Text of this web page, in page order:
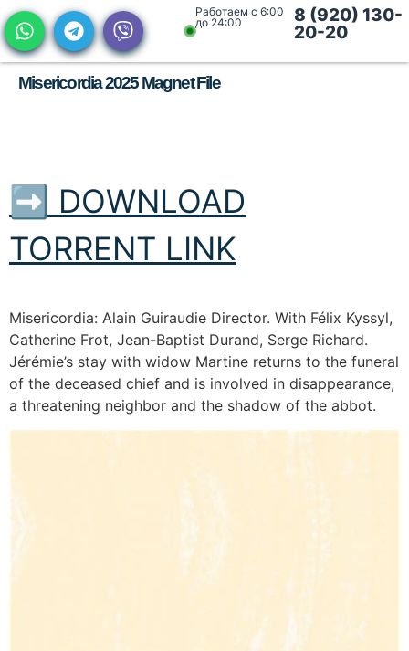
Работаем с 6:00
до 24:00
8 (920) 130-
20-20
Misericordia 2025 Magnet File
➡ DOWNLOAD
TORRENT LINK
Misericordia: Alain Guiraudie Director. With Félix Kyssyl,
Catherine Frot, Jean-Baptist Durand, Serge Richard.
Jérémie’s stay with widow Martine returns to the funeral
of the deceased chief and is involved in disappearance,
a threatening neighbor and the shadow of the abbot.